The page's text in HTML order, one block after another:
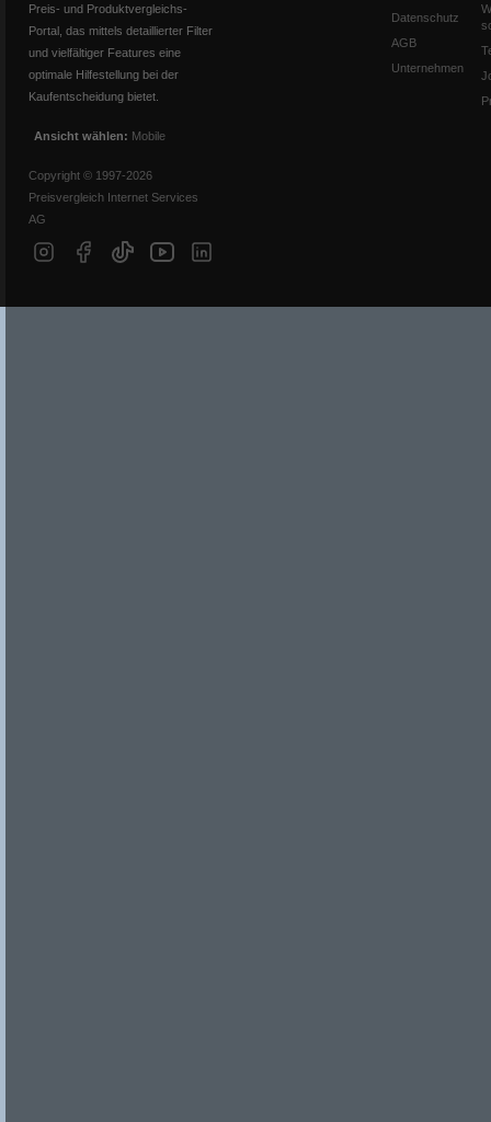
Preis- und Produktvergleichs-
Portal, das mittels detaillierter Filter
und vielfältiger Features eine
optimale Hilfestellung bei der
Kaufentscheidung bietet.
Ansicht wählen: Mobile
Copyright © 1997-2026
Preisvergleich Internet Services
AG
Datenschutz
AGB
Unternehmen